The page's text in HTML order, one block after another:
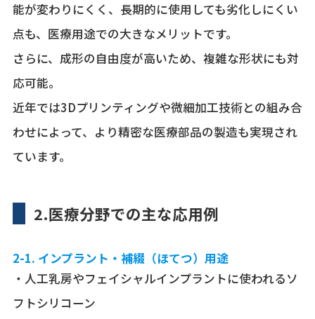
能が変わりにくく、長期的に使用しても劣化しにくい
点も、医療用途での大きなメリットです。
さらに、成形の自由度が高いため、複雑な形状にも対
応可能。
近年では3Dプリンティングや微細加工技術との組み合
わせによって、より精密な医療部品の製造も実現され
ています。
2.医療分野での主な応用例
2-1. インプラント・補綴（ほてつ）用途
・人工乳房やフェイシャルインプラントに使われるソ
フトシリコーン